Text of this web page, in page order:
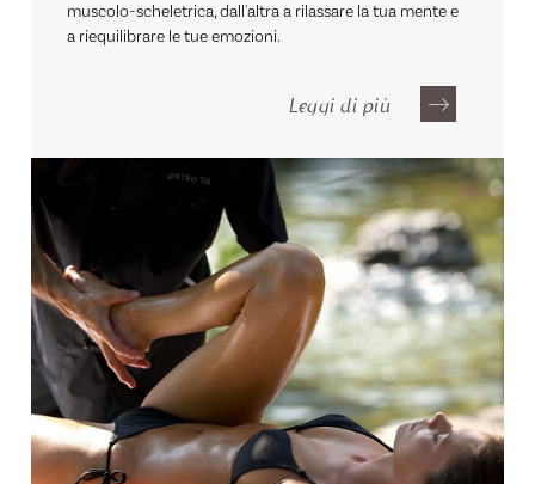
muscolo-scheletrica, dall'altra a rilassare la tua mente e
a riequilibrare le tue emozioni.
Leggi di più